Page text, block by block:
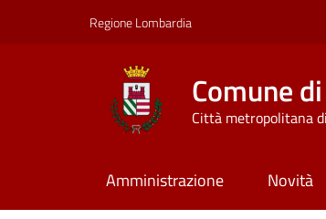
Regione Lombardia
Comune
Città metropolitana
Amministrazione Novità